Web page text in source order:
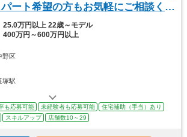
ート希望の方もお気軽にご相談くだ
25.0万円以上 22歳～モデル
400万円～600万円以上
野区
塚駅
も応募可能 未経験者も応募可能
住宅補助（手当）あり
スキルアップ 店舗数10～29